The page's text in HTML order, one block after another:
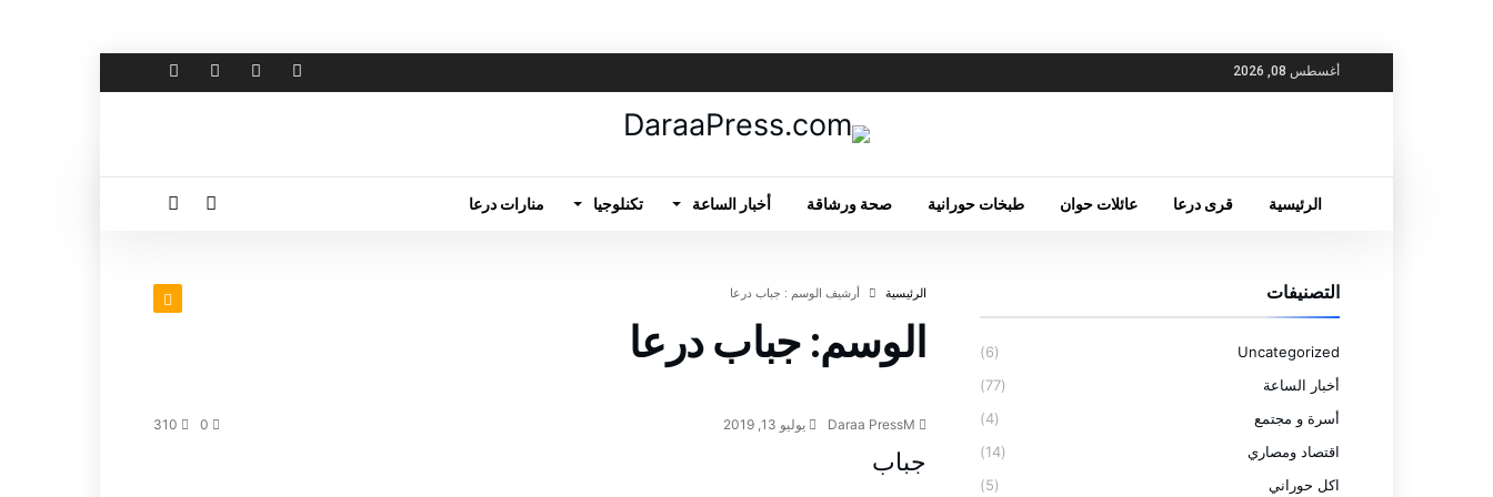
أغسطس 08, 2026
الرئيسية قرى درعا عائلات حوان طبخات حورانية صحة ورشاقة أخبار الساعة تكنلوجيا منارات درعا
‫الرئيسية‬ ‫أرشيف الوسم :‬ جباب درعا
الوسم:جباب درعا
يوليو 13, 2019 310
جباب
التصنيفات
Uncategorized
(6)
أخبار الساعة
(77)
أسرة و مجتمع
(4)
اقتصاد ومصاري
(14)
اكل حوراني
(5)